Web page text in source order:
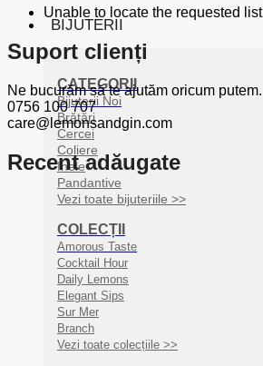
BIJUTERII
CATEGORII
Bijuterii Noi
Brățări
Cercei
Coliere
Inele
Pandantive
Vezi toate bijuteriile >>
COLECȚII
Amorous Taste
Cocktail Hour
Daily Lemons
Elegant Sips
Sur Mer
Branch
Vezi toate colecțiile >>
Unable to locate the requested list
Suport clienți
Ne bucurăm să te ajutăm oricum putem.
0756 100 707
care@lemonsandgin.com
Recent adăugate